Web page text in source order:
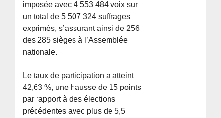
imposée avec 4 553 484 voix sur
un total de 5 507 324 suffrages
exprimés, s’assurant ainsi de 256
des 285 sièges à l’Assemblée
nationale.
Le taux de participation a atteint
42,63 %, une hausse de 15 points
par rapport à des élections
précédentes avec plus de 5,5